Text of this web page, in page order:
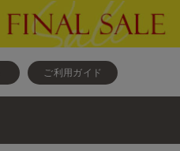
ご利用ガイド